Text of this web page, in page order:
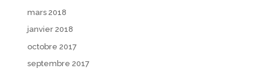
mars 2018
janvier 2018
octobre 2017
septembre 2017